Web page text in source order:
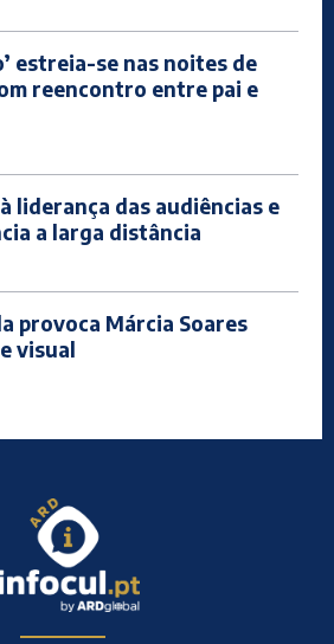
estreia-se nas noites de
reencontro entre pai e
liderança das audiências e
a larga distância
provoca Márcia Soares
visual